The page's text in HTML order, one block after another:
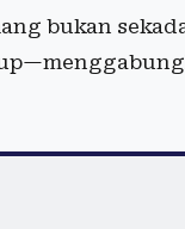
bukan